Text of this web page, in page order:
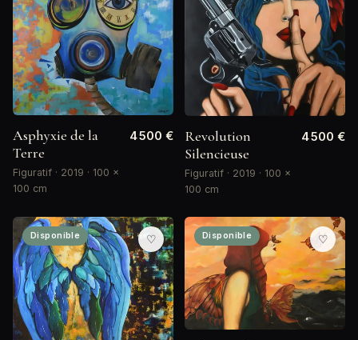
Asphyxie de la
Terre
Figuratif · 2019 · 100 ×
100 cm
4 500 €
Revolution
Silencieuse
Figuratif · 2019 · 100 ×
100 cm
4 500 €
Disponible ♡ Disponible ♡